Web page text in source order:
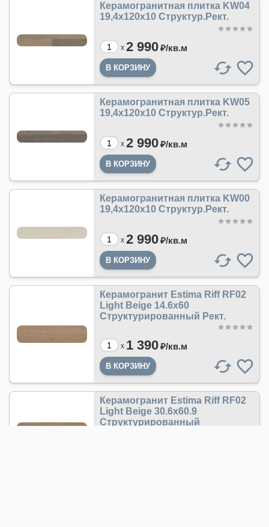
Керамогранитная плитка KW04
19,4x120x10 Структур.Рект.
x 2 990₽/кв.м
Керамогранитная плитка KW05
19,4x120x10 Структур.Рект.
x 2 990₽/кв.м
Керамогранитная плитка KW00
19,4x120x10 Структур.Рект.
x 2 990₽/кв.м
Керамогранит Estima Riff RF02
Light Beige 14.6x60
Структурированный Рект.
x 1 390₽/кв.м
Керамогранит Estima Riff RF02
Light Beige 30.6x60.9
Структурированный